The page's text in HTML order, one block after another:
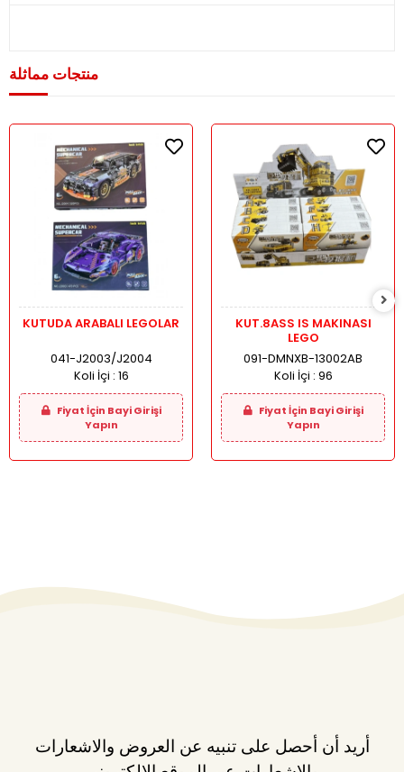
منتجات مماثلة
KUTUDA ARABALI LEGOLAR
041-J2003/J2004
Koli İçi : 16
Fiyat İçin Bayi Girişi
Yapın
KUT.8ASS IS MAKINASI
LEGO
091-DMNXB-13002AB
Koli İçi : 96
Fiyat İçin Bayi Girişi
Yapın
أريد أن أحصل على تنبيه عن العروض والاشعارات